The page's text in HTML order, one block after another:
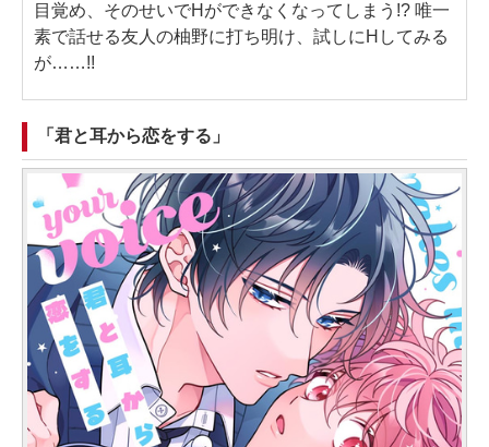
目覚め、そのせいでHができなくなってしまう!? 唯一
素で話せる友人の柚野に打ち明け、試しにHしてみる
が……!!
「君と耳から恋をする」